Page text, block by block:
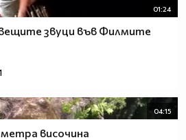
01:24
звуци във Филмите
04:15
височина